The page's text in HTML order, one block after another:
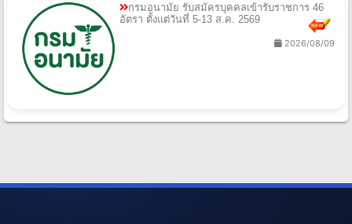
กรมอนามัย รับสมัครบุคคลเข้ารับราชการ 46
อัตรา ตั้งแต่วันที่ 5-13 ส.ค. 2569
2026/08/09